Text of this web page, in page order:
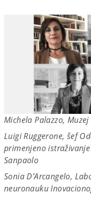
Michela Palazzo,
Luigi Ruggerone, šef
primenjeno
Sanpaolo
Sonia D’Arcangelo,
neuronauku